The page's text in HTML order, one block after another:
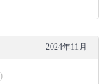
2024年11月